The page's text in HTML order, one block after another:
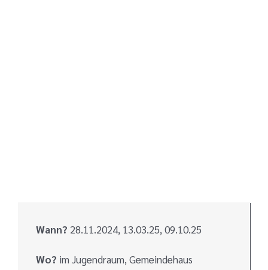
Wann? 28.11.2024, 13.03.25, 09.10.25
Wo? im Jugendraum, Gemeindehaus